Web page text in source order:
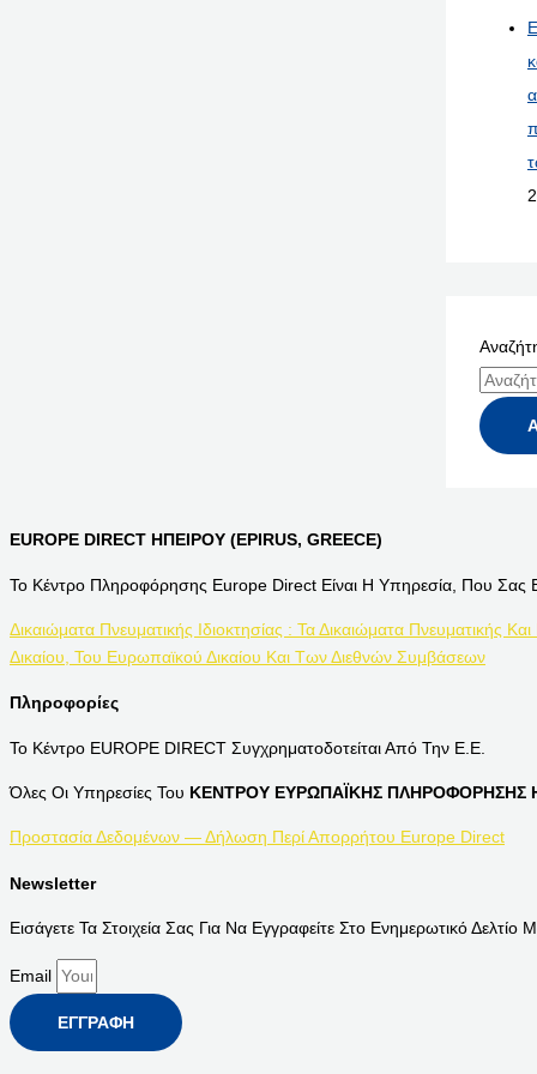
EUROPE DIRECT ΗΠΕΙΡΟΥ (EPIRUS, GREECE)
Το Κέντρο Πληροφόρησης Europe Direct Είναι Η Υπηρεσία, Που Σας
Δικαιώματα Πνευματικής Ιδιοκτησίας : Τα Δικαιώματα Πνευματικής
Δικαίου, Του Ευρωπαϊκού Δικαίου Και Των Διεθνών Συμβάσεων
Πληροφορίες
Το Κέντρο EUROPE DIRECT Συγχρηματοδοτείται Από Την Ε.Ε.
Όλες Οι Υπηρεσίες Του ΚΕΝΤΡΟΥ ΕΥΡΩΠΑΪΚΗΣ ΠΛΗΡΟΦΟΡΗΣΗΣ
Προστασία Δεδομένων — Δήλωση Περί Απορρήτου Europe Direct
Newsletter
Εισάγετε Τα Στοιχεία Σας Για Να Εγγραφείτε Στο Ενημερωτικό Δελτίο
Email
ΕΓΓΡΑΦΉ